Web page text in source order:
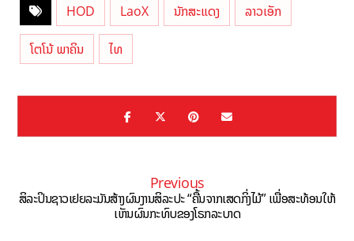
HOD LaoX ນັກສະແດງ ລາວເອັກ
ໂຕໂນ້ ພາຄິນ ໄທ
Previous
ສິລະປິນຊາວເຢຍລະມັນສ້າງຜົນງານສິລະປະ “ຄື້ນຈາກເສດກິ່ງໄມ້” ເພື່ອສະທ້ອນໃຫ້
ເຫັນຜົນກະທົບຂອງໂຣກລະບາດ